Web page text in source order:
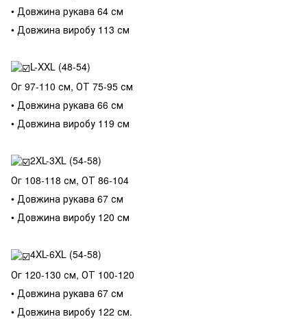
• Довжина рукава 64 см
• Довжина виробу 113 см
L-XXL (48-54)
Ог 97-110 см, ОТ 75-95 см
• Довжина рукава 66 см
• Довжина виробу 119 см
2XL-3XL (54-58)
Ог 108-118 см, ОТ 86-104
• Довжина рукава 67 см
• Довжина виробу 120 см
4XL-6XL (54-58)
Ог 120-130 см, ОТ 100-120
• Довжина рукава 67 см
• Довжина виробу 122 см.